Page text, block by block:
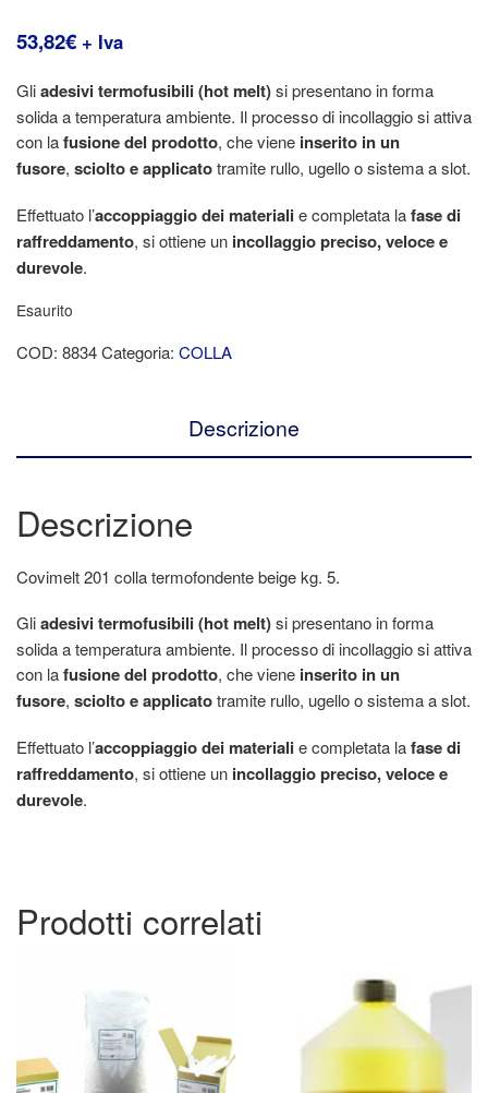
53,82€ + Iva
Gliadesivi termofusibili (hot melt)si presentano in forma
solida a temperatura ambiente. Il processo di incollaggio si attiva
con lafusione del prodotto, che viene inserito in un
fusore, sciolto e applicatotramite rullo, ugello o sistema a slot.
Effettuato l’accoppiaggio dei materialie completata lafase di
raffreddamento, si ottiene un incollaggio preciso, veloce e
durevole.
Esaurito
COD: 8834Categoria: COLLA
Descrizione
Descrizione
Covimelt 201 colla termofondente beige kg. 5.
Gliadesivi termofusibili (hot melt)si presentano in forma
solida a temperatura ambiente. Il processo di incollaggio si attiva
con lafusione del prodotto, che viene inserito in un
fusore, sciolto e applicatotramite rullo, ugello o sistema a slot.
Effettuato l’accoppiaggio dei materialie completata lafase di
raffreddamento, si ottiene un incollaggio preciso, veloce e
durevole.
Prodotti correlati